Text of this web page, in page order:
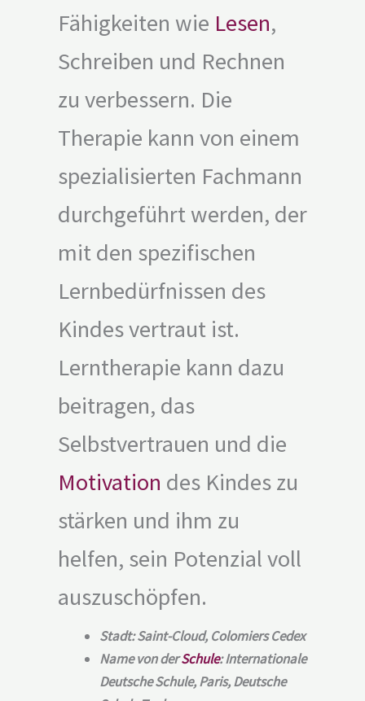
Fähigkeiten wie Lesen,
Schreiben und Rechnen
zu verbessern. Die
Therapie kann von einem
spezialisierten Fachmann
durchgeführt werden, der
mit den spezifischen
Lernbedürfnissen des
Kindes vertraut ist.
Lerntherapie kann dazu
beitragen, das
Selbstvertrauen und die
Motivation des Kindes zu
stärken und ihm zu
helfen, sein Potenzial voll
auszuschöpfen.
Stadt: Saint-Cloud, Colomiers Cedex
Name von derSchule: Internationale
Deutsche Schule, Paris, Deutsche